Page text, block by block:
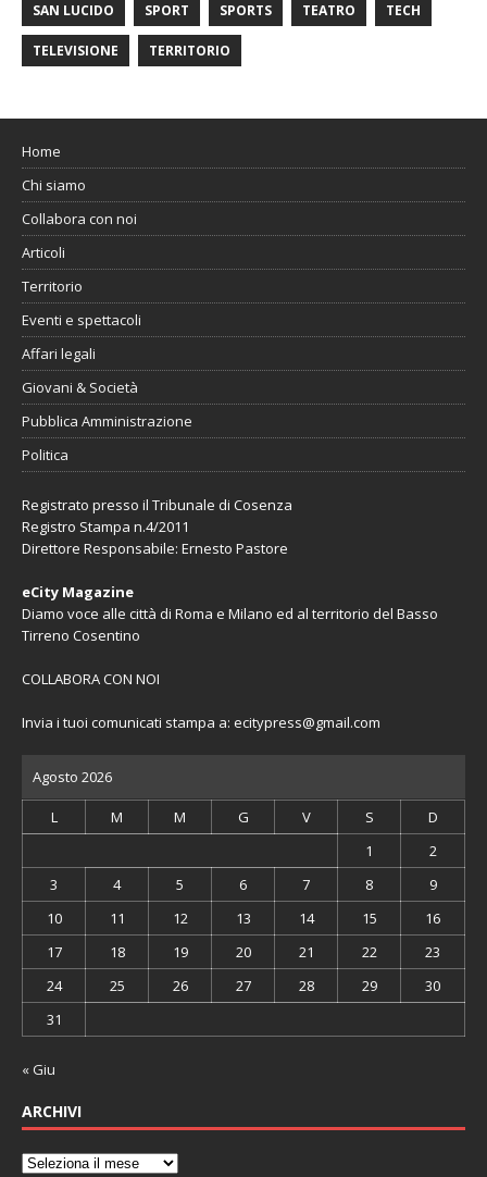
SAN LUCIDO SPORT SPORTS TEATRO TECH
TELEVISIONE TERRITORIO
Home
Chi siamo
Collabora con noi
Articoli
Territorio
Eventi e spettacoli
Affari legali
Giovani & Società
Pubblica Amministrazione
Politica
Registrato presso il Tribunale di Cosenza
Registro Stampa n.4/2011
Direttore Responsabile: Ernesto Pastore
eCity Magazine
Diamo voce alle città di Roma e Milano ed al territorio del Basso
Tirreno Cosentino
COLLABORA CON NOI
Invia i tuoi comunicati stampa a: ecitypress@gmail.com
Agosto 2026
L M M G V S
D
1
2
3
4 5 6 7 8
9
10
11 12 13 14 15
16
17
18 19 20 21 22
23
24
25 26 27 28 29
30
31
« Giu
ARCHIVI